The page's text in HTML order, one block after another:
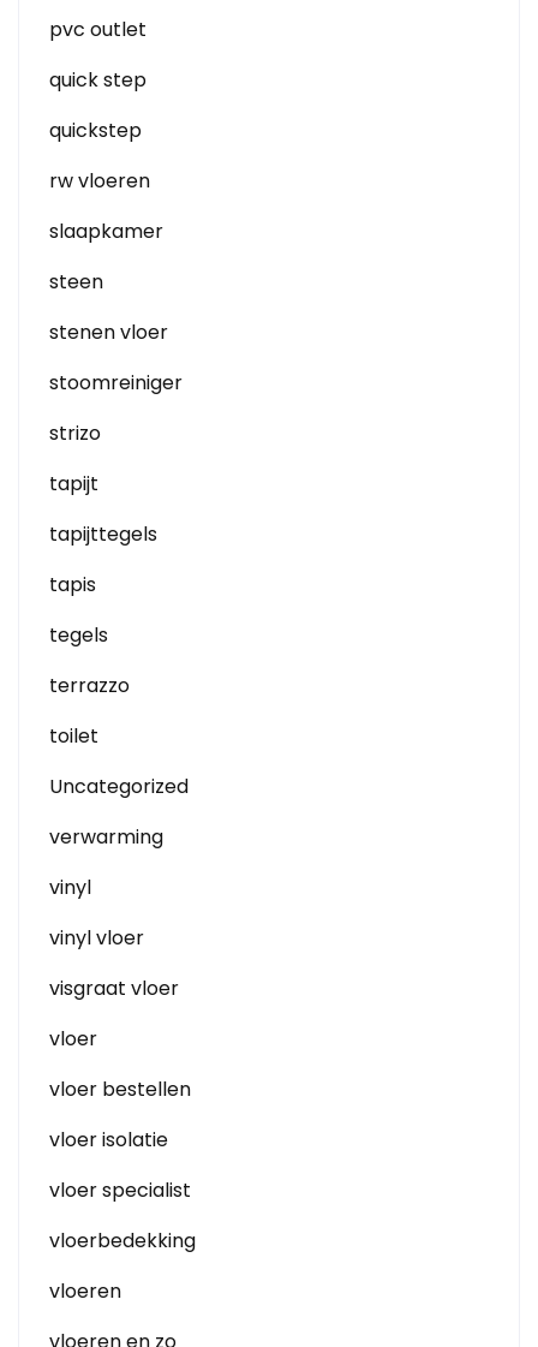
pvc outlet
quick step
quickstep
rw vloeren
slaapkamer
steen
stenen vloer
stoomreiniger
strizo
tapijt
tapijttegels
tapis
tegels
terrazzo
toilet
Uncategorized
verwarming
vinyl
vinyl vloer
visgraat vloer
vloer
vloer bestellen
vloer isolatie
vloer specialist
vloerbedekking
vloeren